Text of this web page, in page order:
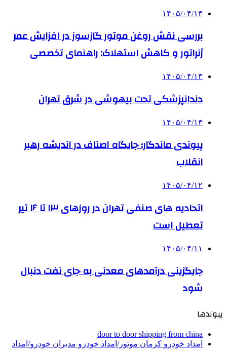
۱۴۰۵/۰۴/۱۳
بررسی نقش روغن موتور گازسوز در افزایش عمر
ژنراتور و کاهش استهلاک: راهنمای تخصصی
۱۴۰۵/۰۴/۱۳
دندانپزشکی تحت بیهوشی در شرق تهران
۱۴۰۵/۰۴/۱۳
پیوندی ماندگار؛ جایگاه اصناف در اندیشه رهبر
انقلاب
۱۴۰۵/۰۴/۱۲
اتحادیه های صنفی تهران در روزهای ۱۳ تا ۱۶ تیر
تعطیل است
۱۴۰۵/۰۴/۱۱
جایگزینی درآمدهای معدنی به جای نفت دنبال
شود
پیوندها
door to door shipping from china
امداد خودرو کرمان موتور/امداد خودرو مدیران خودرو/امداد